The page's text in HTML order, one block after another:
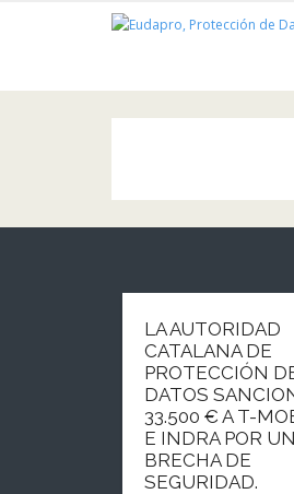
LA AUTORIDAD
CATALANA DE
PROTECCIÓN
DATOS
33.500 € A T-
E INDRA POR
BRECHA DE
SEGURIDAD.